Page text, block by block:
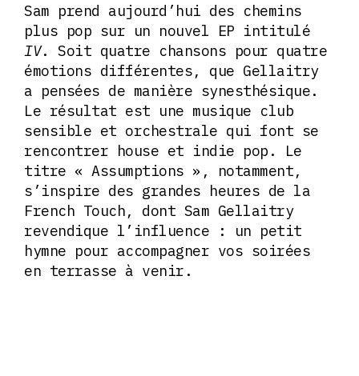
Sam prend aujourd’hui des chemins
plus pop sur un nouvel EP intitulé
IV. Soit quatre chansons pour quatre
émotions différentes, que Gellaitry
a pensées de manière synesthésique.
Le résultat est une musique club
sensible et orchestrale qui font se
rencontrer house et indie pop. Le
titre « Assumptions », notamment,
s’inspire des grandes heures de la
French Touch, dont Sam Gellaitry
revendique l’influence : un petit
hymne pour accompagner vos soirées
en terrasse à venir.